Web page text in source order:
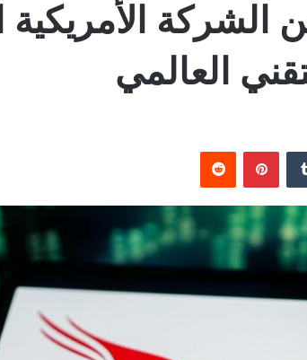
الأمريكية
العالمي
بينتيريست